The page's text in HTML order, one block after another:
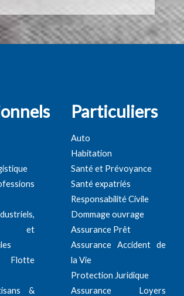
et
Flotte
&
Particuliers
Auto
Habitation
Santé et Prévoyance
Santé expatriés
Responsabilité Civile
Dommage ouvrage
Assurance Prêt
Assurance Accident de
la Vie
Protection Juridique
Assurance Loyers